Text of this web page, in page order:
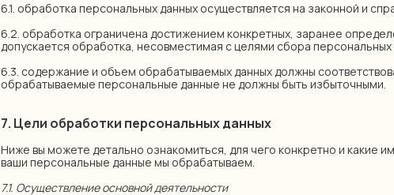
6.1. обработка персональных данных осуществляется на законной и
6.2. обработка ограничена достижением конкретных, заранее
допускается обработка, несовместимая с целями сбора персональных
6.3. содержание и объем обрабатываемых данных должны
обрабатываемые персональные данные не должны быть избыточными.
7. Цели обработки персональных данных
Ниже вы можете детально ознакомиться, для чего конкретно и какие
ваши персональные данные мы обрабатываем.
7.1. Осуществление основной деятельности